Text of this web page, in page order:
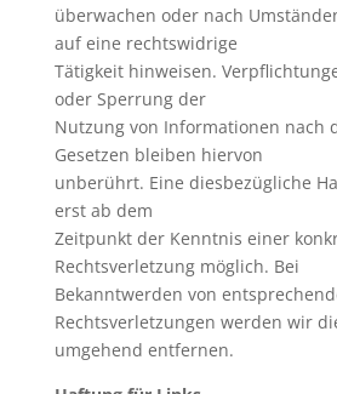
überwachen oder nach
auf eine rechtswidrige
Tätigkeit hinweisen.
oder Sperrung der
Nutzung von Informationen nach
Gesetzen bleiben hiervon
unberührt. Eine diesbezügliche
erst ab dem
Zeitpunkt der Kenntnis einer
Rechtsverletzung möglich. Bei
Bekanntwerden von
Rechtsverletzungen werden wir
umgehend entfernen.